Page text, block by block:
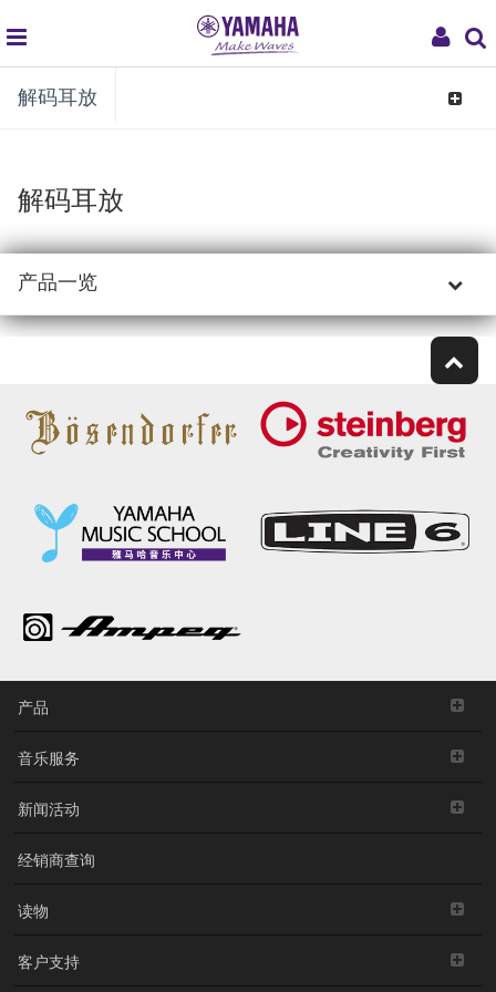
My
global
navigation
解码耳放
Toggle
解码耳放
产品一览
产品
音乐服务
新闻活动
经销商查询
读物
客户支持